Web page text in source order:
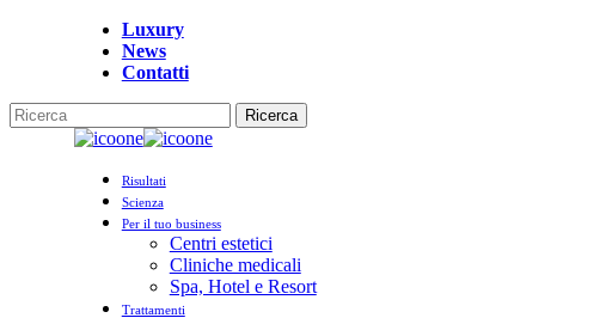
Luxury
News
Contatti
Ricerca
Menu
Risultati
Scienza
Per il tuo business
Centri estetici
Cliniche medicali
Spa, Hotel e Resort
Trattamenti